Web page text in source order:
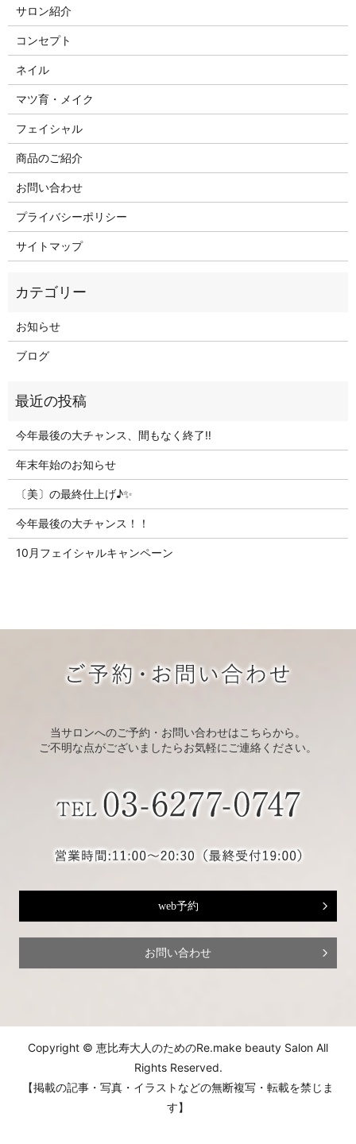
サロン紹介
コンセプト
ネイル
マツ育・メイク
フェイシャル
商品のご紹介
お問い合わせ
プライバシーポリシー
サイトマップ
お知らせ
ブログ
今年最後の大チャンス、間もなく終了‼
年末年始のお知らせ
〔美〕の最終仕上げ♪✨
今年最後の大チャンス！！
10月フェイシャルキャンペーン
当サロンへのご予約・お問い合わせはこちらから。
ご不明な点がございましたらお気軽にご連絡ください。
web予約
お問い合わせ
Copyright © 恵比寿大人のためのRe.make beauty Salon All
Rights Reserved.
【掲載の記事・写真・イラストなどの無断複写・転載を禁じま
す】